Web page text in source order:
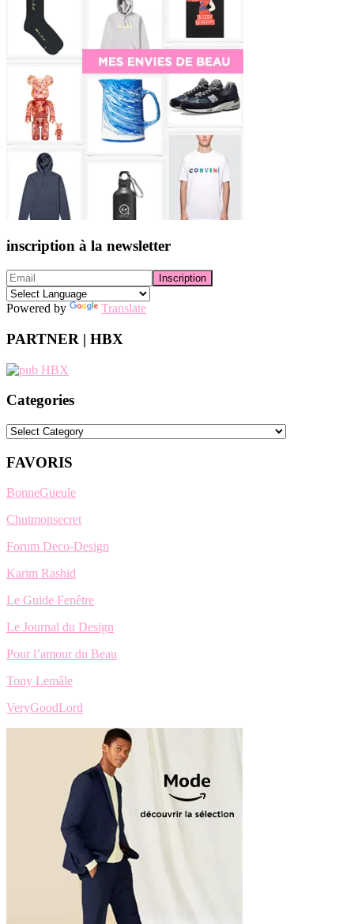
inscription à la newsletter
Powered by Translate
PARTNER | HBX
Categories
Categories
FAVORIS
BonneGueule
Chutmonsecret
Forum Deco-Design
Karim Rashid
Le Guide Fenêtre
Le Journal du Design
Pour l’amour du Beau
Tony Lemâle
VeryGoodLord